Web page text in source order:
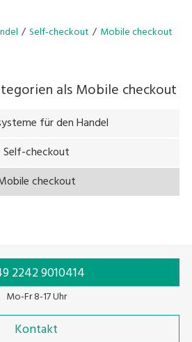
Self-checkout Mobile checkout
alsMobile checkout
für den Handel
Self-checkout
checkout
2242 9010414
Mo-Fr 8-17 Uhr
Kontakt